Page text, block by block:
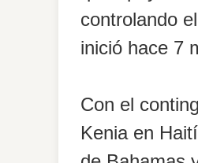
controlando
inició hace 7
Con el
Kenia en